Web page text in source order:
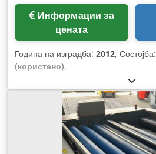
цената
Година на изградба: 2012, Состојба:
(користено),